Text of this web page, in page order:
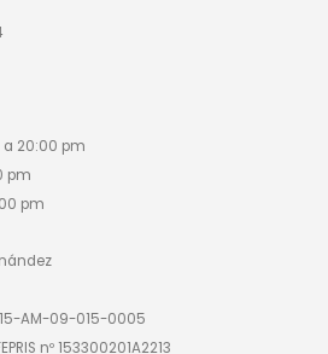
20:00 pm
pm
pm
15-AM-09-015-0005
nº 153300201A2213